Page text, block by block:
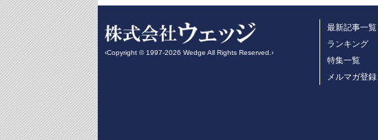
‹Copyright © 1997-2026 Wedge All Rights Reserved.›
最新記事一覧
ランキング
特集一覧
メルマガ登録